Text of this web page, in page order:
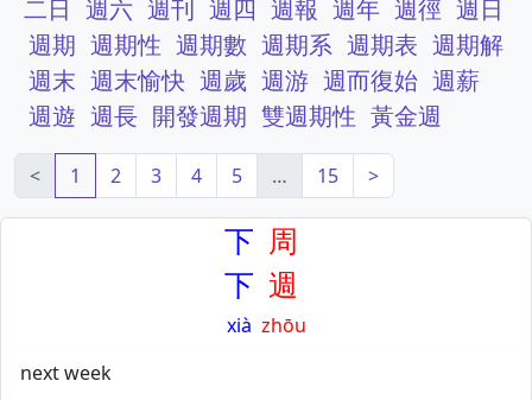
二日 週六 週刊 週四 週報 週年 週徑 週日
週期 週期性 週期數 週期系 週期表 週期解
週末 週末愉快 週歲 週游 週而復始 週薪
週遊 週長 開發週期 雙週期性 黃金週
< 1 2 3 4 5 … 15 >
下
下
xià
周
週
zhōu
next week